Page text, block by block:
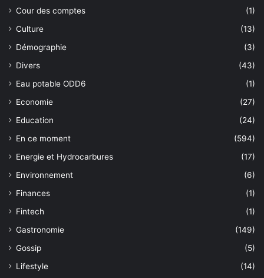
Cour des comptes
(1)
Culture
(13)
Démographie
(3)
Divers
(43)
Eau potable ODD6
(1)
Economie
(27)
Education
(24)
En ce moment
(594)
Energie et Hydrocarbures
(17)
Environnement
(6)
Finances
(1)
Fintech
(1)
Gastronomie
(149)
Gossip
(5)
Lifestyle
(14)